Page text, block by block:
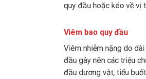
quy đầu hoặc kéo về vị
Viêm bao quy đầu
Viêm nhiễm nặng do
đầu gây nên các triệu
đầu dương vật, tiểu